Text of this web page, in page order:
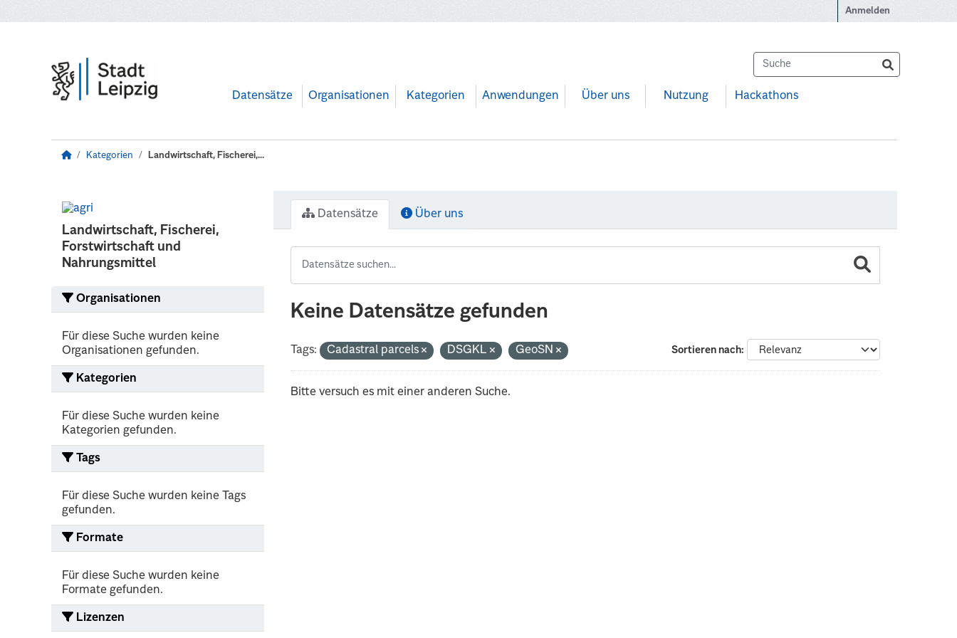
Anmelden
Datensätze Organisationen Kategorien Anwendungen Über uns Nutzung Hackathons
Kategorien Landwirtschaft, Fischerei,...
Landwirtschaft, Fischerei,
Forstwirtschaft und
Nahrungsmittel
Organisationen
Für diese Suche wurden keine
Organisationen gefunden.
Kategorien
Für diese Suche wurden keine
Kategorien gefunden.
Tags
Für diese Suche wurden keine Tags
gefunden.
Formate
Für diese Suche wurden keine
Formate gefunden.
Lizenzen
Datensätze Über uns
Keine Datensätze gefunden
Sortieren nach
Tags: Cadastral parcels DSGKL GeoSN
Bitte versuch es mit einer anderen Suche.